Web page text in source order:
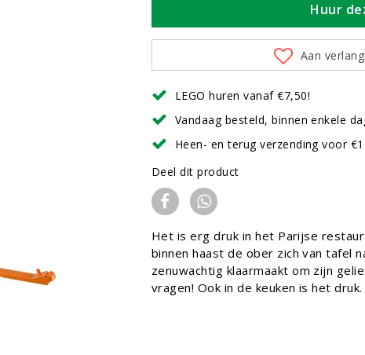
Huur
Aan
LEGO huren vanaf €7,50!
Vandaag besteld, binnen enkele
Heen- en terug verzending voor
Deel dit product
Het is erg druk in het Parijse
binnen haast de ober zich van tafel
zenuwachtig klaarmaakt om zijn
vragen! Ook in de keuken is het druk.